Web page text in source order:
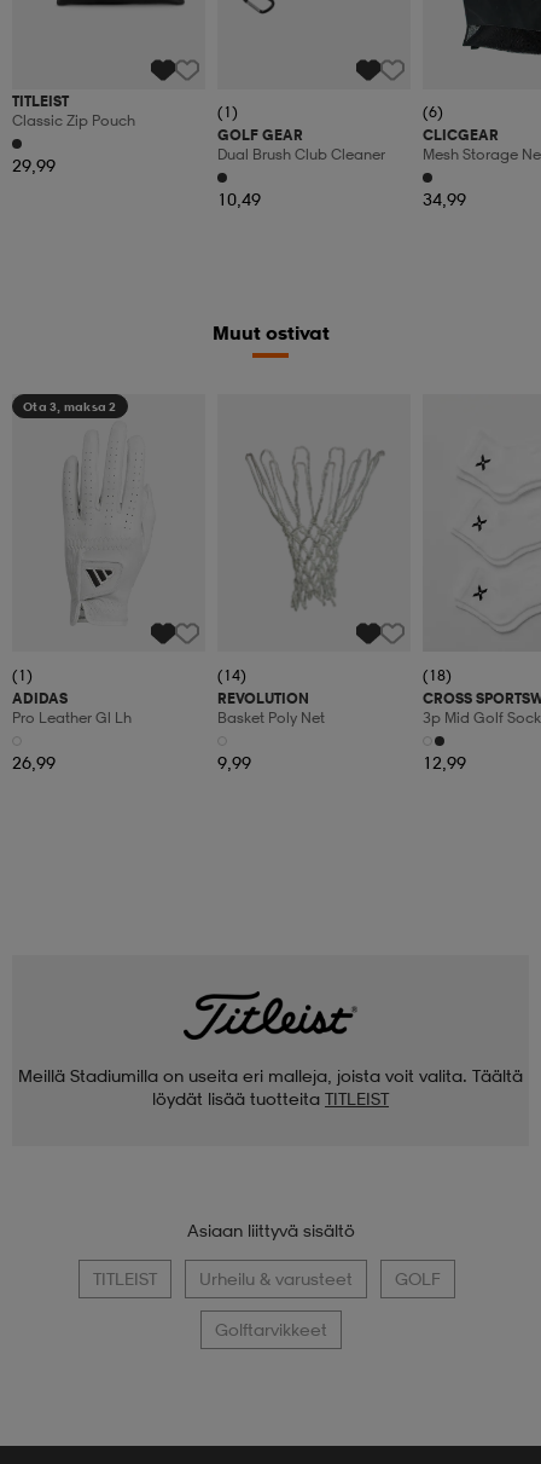
TITLEIST
Classic Zip Pouch
29,99
(1)
GOLF GEAR
Dual Brush Club Cleaner
10,49
(6)
CLICGEAR
Mesh Storage
34,99
Muut ostivat
Ota 3, maksa 2
(1)
ADIDAS
Pro Leather Gl Lh
26,99
(14)
REVOLUTION
Basket Poly Net
9,99
(18)
CROSS
3p Mid Golf Sock
12,99
Meillä Stadiumilla on useita eri malleja, joista voit valita. Täältä
löydät lisää tuotteita TITLEIST
Asiaan liittyvä sisältö
TITLEIST Urheilu & varusteet GOLF
Golftarvikkeet